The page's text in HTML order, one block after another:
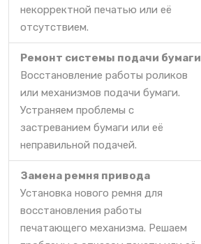
некорректной печатью или её
отсутствием.
Ремонт системы подачи бумаги
Восстановление работы роликов
или механизмов подачи бумаги.
Устраняем проблемы с
застреванием бумаги или её
неправильной подачей.
Замена ремня привода
Установка нового ремня для
восстановления работы
печатающего механизма. Решаем